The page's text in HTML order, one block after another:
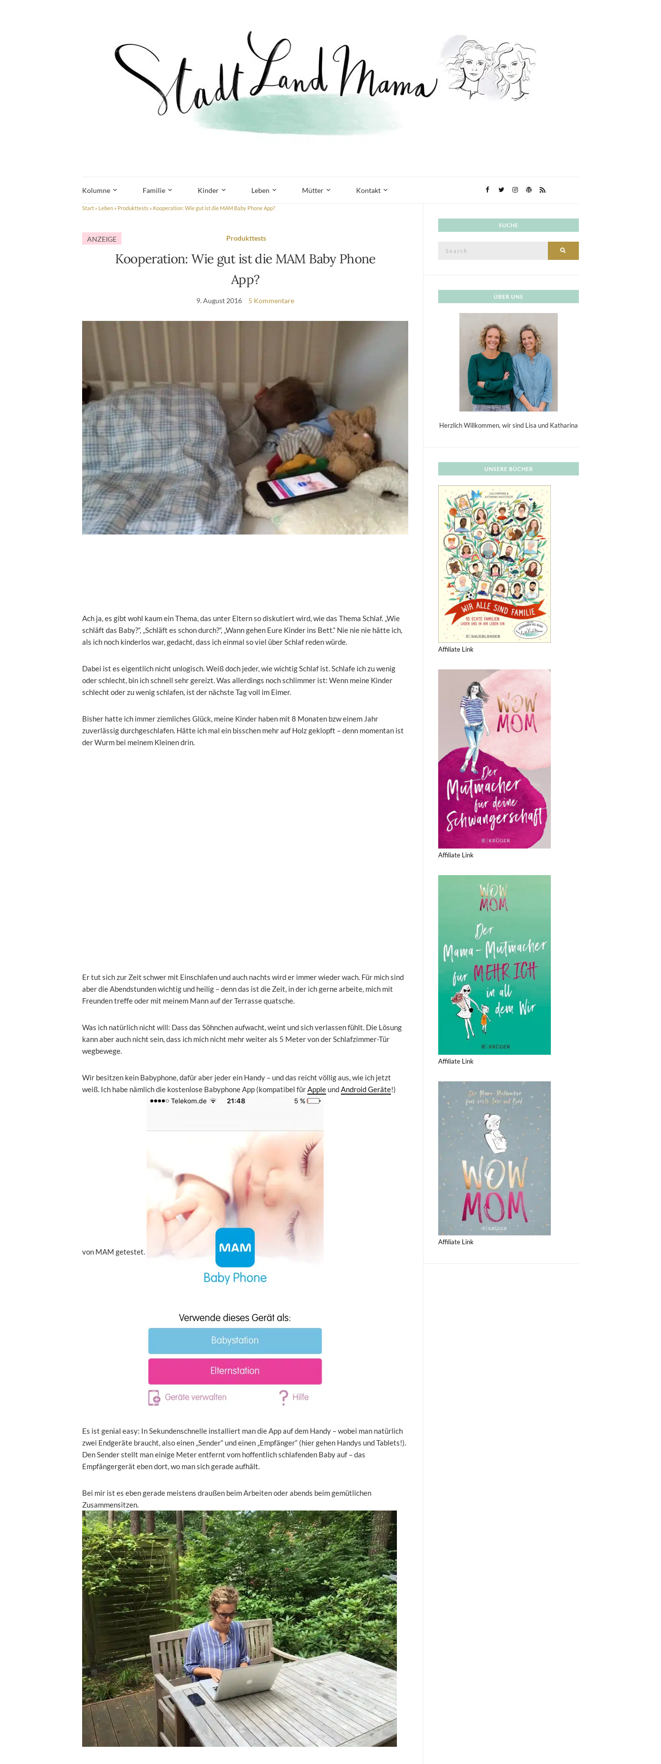
Kolumne Familie Kinder Leben Mütter Kontakt
Start » Leben » Produkttests » Kooperation: Wie gut ist die MAM Baby Phone App?
ANZEIGE Produkttests
Kooperation: Wie gut ist die MAM Baby Phone
App?
9. August 2016 5 Kommentare
Ach ja, es gibt wohl kaum ein Thema, das unter Eltern so diskutiert wird, wie das Thema Schlaf. „Wie
schläft das Baby?“, „Schläft es schon durch?“, „Wann gehen Eure Kinder ins Bett.“ Nie nie nie hätte ich,
als ich noch kinderlos war, gedacht, dass ich einmal so viel über Schlaf reden würde.
Dabei ist es eigentlich nicht unlogisch. Weiß doch jeder, wie wichtig Schlaf ist. Schlafe ich zu wenig
oder schlecht, bin ich schnell sehr gereizt. Was allerdings noch schlimmer ist: Wenn meine Kinder
schlecht oder zu wenig schlafen, ist der nächste Tag voll im Eimer.
Bisher hatte ich immer ziemliches Glück, meine Kinder haben mit 8 Monaten bzw einem Jahr
zuverlässig durchgeschlafen. Hätte ich mal ein bisschen mehr auf Holz geklopft – denn momentan ist
der Wurm bei meinem Kleinen drin.
Er tut sich zur Zeit schwer mit Einschlafen und auch nachts wird er immer wieder wach. Für mich sind
aber die Abendstunden wichtig und heilig – denn das ist die Zeit, in der ich gerne arbeite, mich mit
Freunden treffe oder mit meinem Mann auf der Terrasse quatsche.
Was ich natürlich nicht will: Dass das Söhnchen aufwacht, weint und sich verlassen fühlt. Die Lösung
kann aber auch nicht sein, dass ich mich nicht mehr weiter als 5 Meter von der Schlafzimmer-Tür
wegbewege.
Wir besitzen kein Babyphone, dafür aber jeder ein Handy – und das reicht völlig aus, wie ich jetzt
weiß. Ich habe nämlich die kostenlose Babyphone App (kompatibel fürApple undAndroid Geräte!)
von MAM getestet.
Es ist genial easy: In Sekundenschnelle installiert man die App auf dem Handy – wobei man natürlich
zwei Endgeräte braucht, also einen „Sender“ und einen „Empfänger“ (hier gehen Handys und Tablets!).
Den Sender stellt man einige Meter entfernt vom hoffentlich schlafenden Baby auf – das
Empfängergerät eben dort, wo man sich gerade aufhält.
Bei mir ist es eben gerade meistens draußen beim Arbeiten oder abends beim gemütlichen
Zusammensitzen.
SUCHE
ÜBER UNS
Herzlich Willkommen, wir sind Lisa und Katharina
UNSERE BÜCHER
Affiliate Link
Affiliate Link
Affiliate Link
Affiliate Link